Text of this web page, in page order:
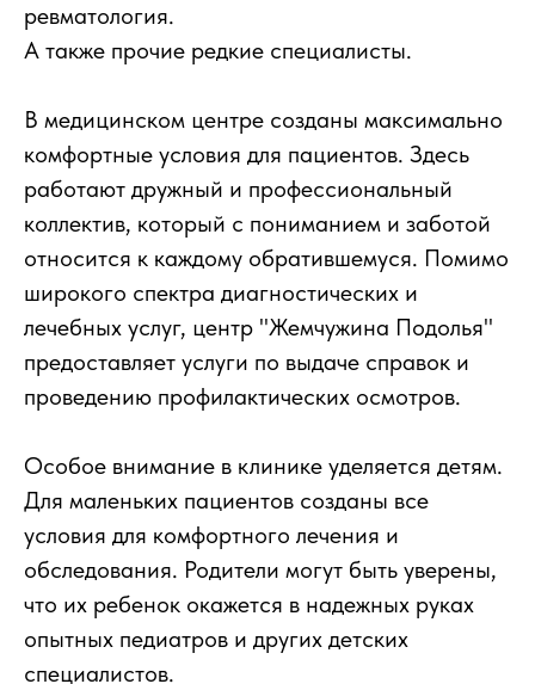
ревматология.
А также прочие редкие специалисты.
В медицинском центре созданы максимально
комфортные условия для пациентов. Здесь
работают дружный и профессиональный
коллектив, который с пониманием и заботой
относится к каждому обратившемуся. Помимо
широкого спектра диагностических и
лечебных услуг, центр "Жемчужина Подолья"
предоставляет услуги по выдаче справок и
проведению профилактических осмотров.
Особое внимание в клинике уделяется детям.
Для маленьких пациентов созданы все
условия для комфортного лечения и
обследования. Родители могут быть уверены,
что их ребенок окажется в надежных руках
опытных педиатров и других детских
специалистов.